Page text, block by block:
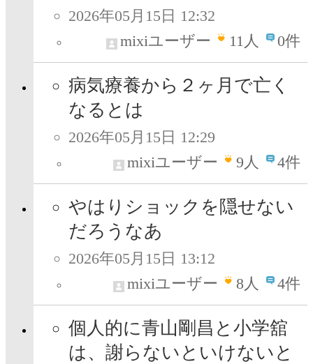
2026年05月15日 12:32
mixiユーザー
11人 0件
病気療養から２ヶ月で亡く
なるとは
2026年05月15日 12:29
mixiユーザー
9人 4件
やはりショックを隠せない
だろうなあ
2026年05月15日 13:12
mixiユーザー
8人 4件
個人的に青山剛昌と小学舘
は、謝らないといけないと